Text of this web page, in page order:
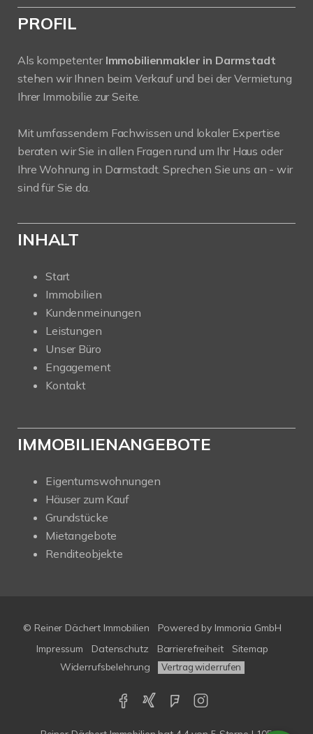
PROFIL
Als kompetenter Immobilienmakler in Darmstadt
stehen wir Ihnen beim Verkauf und bei der Vermietung
Ihrer Immobilie zur Seite.
Mit umfassendem Fachwissen und lokaler Expertise
beraten wir Sie in allen Fragen rund um Ihr Haus oder
Ihre Wohnung in Darmstadt. Sprechen Sie uns an - wir
sind für Sie da.
INHALT
Start
Immobilien
Kundenmeinungen
Leistungen
Unser Büro
Engagement
Kontakt
IMMOBILIENANGEBOTE
Eigentumswohnungen
Häuser zum Kauf
Grundstücke
Mietangebote
Renditeobjekte
© Reiner Dächert Immobilien Powered by Immonia GmbH
Impressum
Datenschutz Barrierefreiheit
Sitemap
Widerrufsbelehrung
Vertrag widerrufen